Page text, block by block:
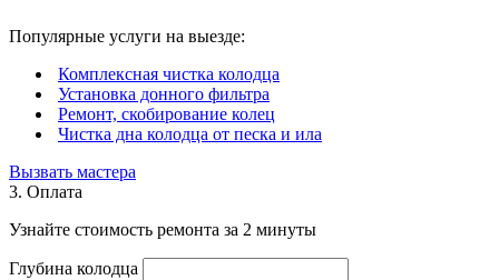
Популярные услуги на выезде:
Комплексная чистка колодца
Установка донного фильтра
Ремонт, скобирование колец
Чистка дна колодца от песка и ила
Вызвать мастера
3. Оплата
Узнайте стоимость ремонта за 2 минуты
Глубина колодца